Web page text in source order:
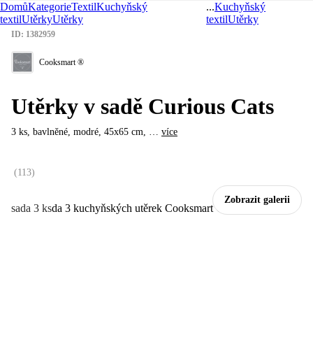
DomůKategorieTextilKuchyňský
textilUtěrkyUtěrky
...Kuchyňský
textilUtěrky
Zobrazit galerii
sada 3 ks
ID: 1382959
Cooksmart ®
Utěrky v sadě Curious Cats
3 ks, bavlněné, modré, 45x65 cm, … více
(113)